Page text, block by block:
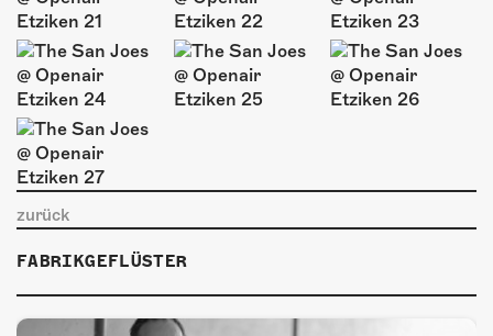
zurück
FABRIKGEFLÜSTER